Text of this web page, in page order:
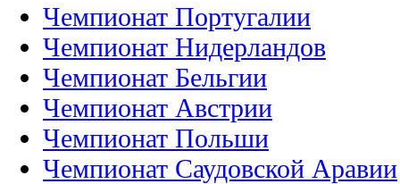
Чемпионат Португалии
Чемпионат Нидерландов
Чемпионат Бельгии
Чемпионат Австрии
Чемпионат Польши
Чемпионат Саудовской Аравии